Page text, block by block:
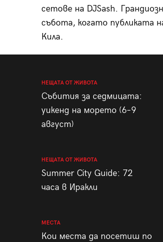
сетове на DJSash.
събота, когато публиката
Кила.
НЕЩАТА ОТ ЖИВОТА
Събития за седмицата:
уикенд на морето (6–9
август)
НЕЩАТА ОТ ЖИВОТА
Summer City Guide: 72
часа в Иракли
МЕСТА
Кои места да посетиш по